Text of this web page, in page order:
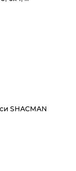
SHACMAN